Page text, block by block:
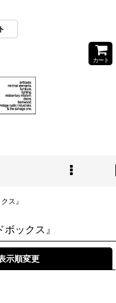
カート
ス』
ックス』
示順変更